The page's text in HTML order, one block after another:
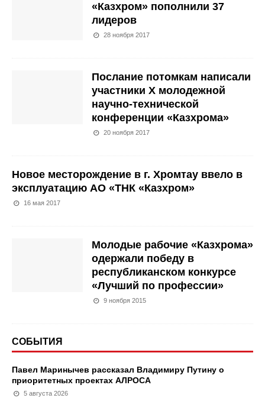
«Казхром» пополнили 37
лидеров
28 ноября 2017
Послание потомкам написали
участники Х молодежной
научно-технической
конференции «Казхрома»
20 ноября 2017
Новое месторождение в г. Хромтау ввело в
эксплуатацию АО «ТНК «Казхром»
16 мая 2017
Молодые рабочие «Казхрома»
одержали победу в
республиканском конкурсе
«Лучший по профессии»
9 ноября 2015
СОБЫТИЯ
Павел Маринычев рассказал Владимиру Путину о
приоритетных проектах АЛРОСА
5 августа 2026